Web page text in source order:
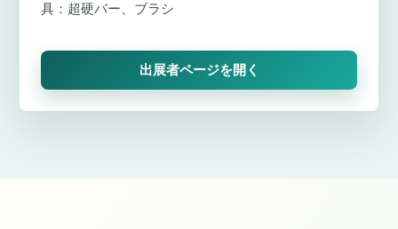
具：超硬バー、ブラシ
出展者ページを開く